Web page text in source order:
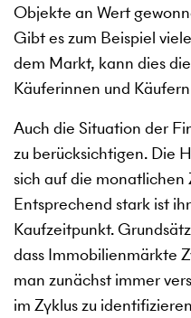
Objekte an Wert
Gibt es zum Beispiel
dem Markt, kann dies
Käuferinnen und
Auch die Situation der
zu berücksichtigen. Die
sich auf die monatlichen
Entsprechend stark ist
Kaufzeitpunkt.
dass Immobilienmärkte
man zunächst immer
im Zyklus zu